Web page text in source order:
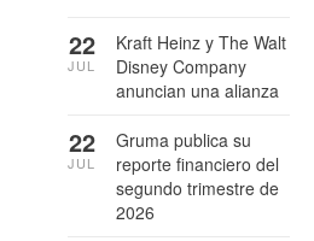
Kraft Heinz y The Walt
Disney Company
anuncian una alianza
22
JUL
Gruma publica su
reporte financiero del
segundo trimestre de
2026
22
JUL